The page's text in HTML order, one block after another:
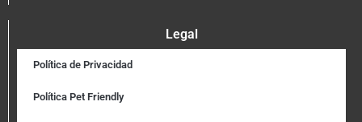
Legal
Política de Privacidad
Política Pet Friendly